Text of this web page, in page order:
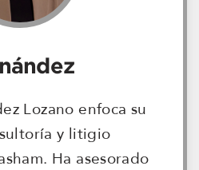
Lozano enfoca su
y litigio
Ha asesorado